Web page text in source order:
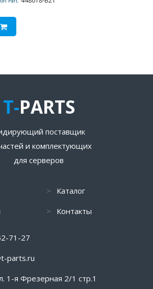
T-PARTS
поставщик
и комплектующих
для серверов
Каталог
Контакты
71-27
parts.ru
1-я Фрезерная 2/1 стр.1